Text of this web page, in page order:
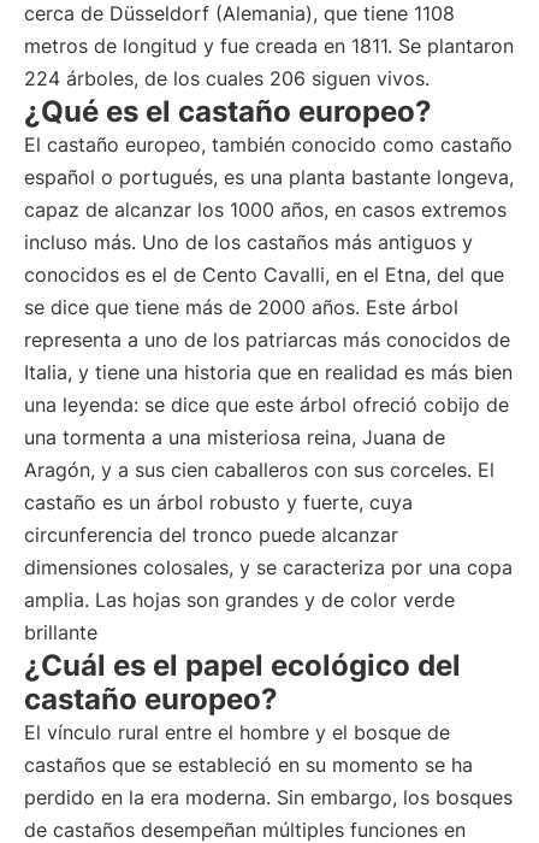
cerca de Düsseldorf (Alemania), que tiene 1108
metros de longitud y fue creada en 1811. Se plantaron
224 árboles, de los cuales 206 siguen vivos.
¿Qué es el castaño europeo?
El castaño europeo, también conocido como castaño
español o portugués, es una planta bastante longeva,
capaz de alcanzar los 1000 años, en casos extremos
incluso más. Uno de los castaños más antiguos y
conocidos es el de Cento Cavalli, en el Etna, del que
se dice que tiene más de 2000 años. Este árbol
representa a uno de los patriarcas más conocidos de
Italia, y tiene una historia que en realidad es más bien
una leyenda: se dice que este árbol ofreció cobijo de
una tormenta a una misteriosa reina, Juana de
Aragón, y a sus cien caballeros con sus corceles. El
castaño es un árbol robusto y fuerte, cuya
circunferencia del tronco puede alcanzar
dimensiones colosales, y se caracteriza por una copa
amplia. Las hojas son grandes y de color verde
brillante
¿Cuál es el papel ecológico del
castaño europeo?
El vínculo rural entre el hombre y el bosque de
castaños que se estableció en su momento se ha
perdido en la era moderna. Sin embargo, los bosques
de castaños desempeñan múltiples funciones en